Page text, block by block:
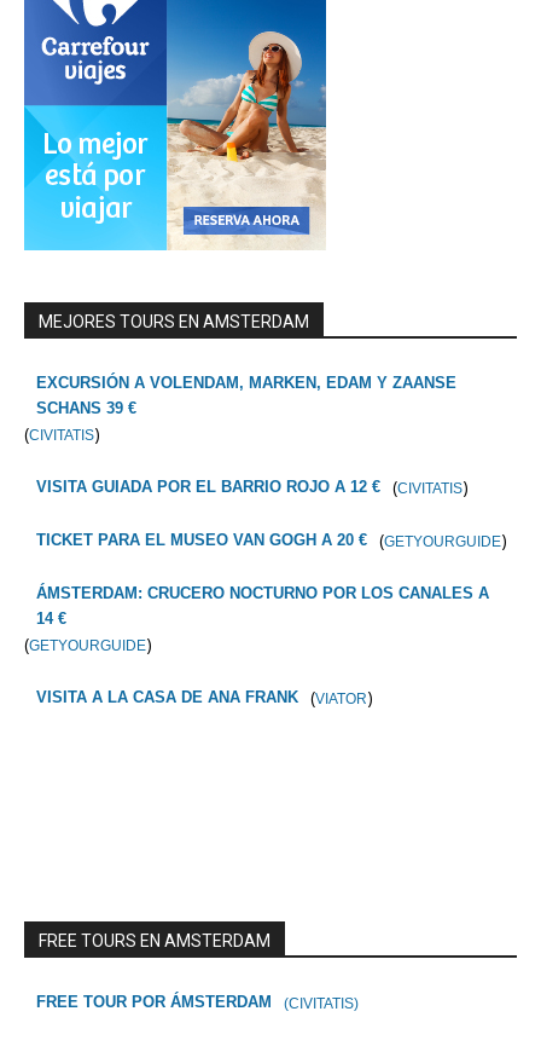
MEJORES TOURS EN AMSTERDAM
EXCURSIÓN A VOLENDAM, MARKEN, EDAM Y ZAANSE
SCHANS 39 €
(CIVITATIS)
VISITA GUIADA POR EL BARRIO ROJO A 12 € (CIVITATIS)
TICKET PARA EL MUSEO VAN GOGH A 20 € (GETYOURGUIDE)
ÁMSTERDAM: CRUCERO NOCTURNO POR LOS CANALES A
14 €
(GETYOURGUIDE)
VISITA A LA CASA DE ANA FRANK (VIATOR)
FREE TOURS EN AMSTERDAM
FREE TOUR POR ÁMSTERDAM (CIVITATIS)